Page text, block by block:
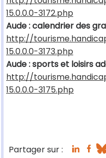
15.0.0.0-3172.php
Aude : calendrier des
http://
15.0.0.0-3173.php
Aude : sports et loisirs
http://
15.0.0.0-3175.php
Partager sur :